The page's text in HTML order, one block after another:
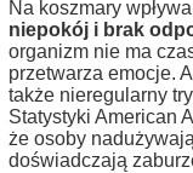
Na koszmary
niepokój i brak
organizm nie ma
przetwarza emocje.
także nieregularny
Statystyki American
że osoby
doświadczają